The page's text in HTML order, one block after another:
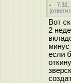
7.32 ,
[
Вот
2
минус
если